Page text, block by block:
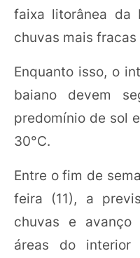
faixa litorânea da
chuvas mais fracas
Enquanto isso, o
baiano devem
predomínio de sol
30°C.
Entre o fim de
feira (11), a
chuvas e avanço
áreas do interior